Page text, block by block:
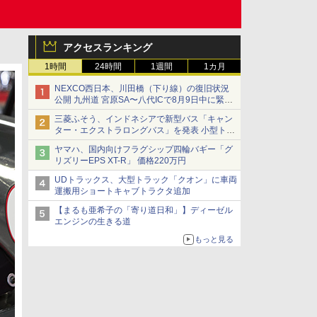
アクセスランキング
1時間 24時間 1週間 1カ月
NEXCO西日本、川田橋（下り線）の復旧状況
公開 九州道 宮原SA〜八代ICで8月9日中に緊急
車両を通行可能に
三菱ふそう、インドネシアで新型バス「キャン
ター・エクストラロングバス」を発表 小型トラ
ックベースの観光・旅客輸送向けバス
ヤマハ、国内向けフラグシップ四輪バギー「グ
リズリーEPS XT-R」 価格220万円
UDトラックス、大型トラック「クオン」に車両
運搬用ショートキャブトラクタ追加
【まるも亜希子の「寄り道日和」】ディーゼル
エンジンの生きる道
もっと見る